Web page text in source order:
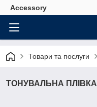
Accessory
Товари та послуги
ТОНУВАЛЬНА ПЛІВКА